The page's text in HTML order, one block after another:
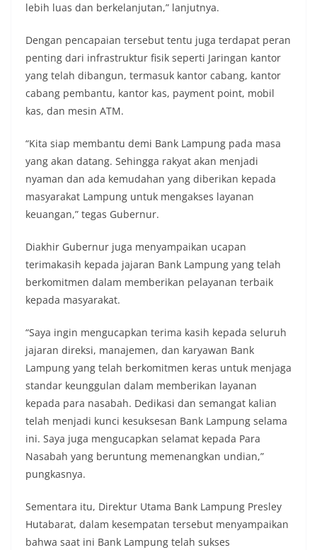
lebih luas dan berkelanjutan,” lanjutnya.
Dengan pencapaian tersebut tentu juga terdapat peran
penting dari infrastruktur fisik seperti Jaringan kantor
yang telah dibangun, termasuk kantor cabang, kantor
cabang pembantu, kantor kas, payment point, mobil
kas, dan mesin ATM.
“Kita siap membantu demi Bank Lampung pada masa
yang akan datang. Sehingga rakyat akan menjadi
nyaman dan ada kemudahan yang diberikan kepada
masyarakat Lampung untuk mengakses layanan
keuangan,” tegas Gubernur.
Diakhir Gubernur juga menyampaikan ucapan
terimakasih kepada jajaran Bank Lampung yang telah
berkomitmen dalam memberikan pelayanan terbaik
kepada masyarakat.
“Saya ingin mengucapkan terima kasih kepada seluruh
jajaran direksi, manajemen, dan karyawan Bank
Lampung yang telah berkomitmen keras untuk menjaga
standar keunggulan dalam memberikan layanan
kepada para nasabah. Dedikasi dan semangat kalian
telah menjadi kunci kesuksesan Bank Lampung selama
ini. Saya juga mengucapkan selamat kepada Para
Nasabah yang beruntung memenangkan undian,”
pungkasnya.
Sementara itu, Direktur Utama Bank Lampung Presley
Hutabarat, dalam kesempatan tersebut menyampaikan
bahwa saat ini Bank Lampung telah sukses